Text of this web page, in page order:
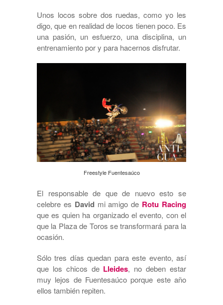
Unos locos sobre dos ruedas, como yo les
digo, que en realidad de locos tienen poco. Es
una pasión, un esfuerzo, una disciplina, un
entrenamiento por y para hacernos disfrutar.
Freestyle Fuentesaúco
El responsable de que de nuevo esto se
celebre es Davidmi amigo de Rotu Racing
que es quien ha organizado el evento, con el
que la Plaza de Toros se transformará para la
ocasión.
Sólo tres días quedan para este evento, así
que los chicos de Lleides, no deben estar
muy lejos de Fuentesaúco porque este año
ellos también repiten.